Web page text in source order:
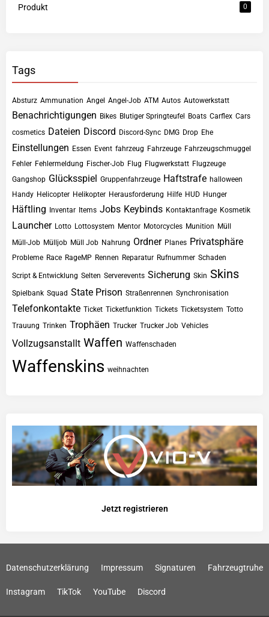
Produkt 0
Tags
Absturz Ammunation Angel Angel-Job ATM Autos Autowerkstatt
Benachrichtigungen Bikes Blutiger Springteufel Boats Carflex Cars
cosmetics Dateien Discord Discord-Sync DMG Drop Ehe
Einstellungen Essen Event fahrzeug Fahrzeuge Fahrzeugschmuggel
Fehler Fehlermeldung Fischer-Job Flug Flugwerkstatt Flugzeuge
Gangshop Glücksspiel Gruppenfahrzeuge Haftstrafe halloween
Handy Helicopter Helikopter Herausforderung Hilfe HUD Hunger
Häftling Inventar Items Jobs Keybinds Kontaktanfrage Kosmetik
Launcher Lotto Lottosystem Mentor Motorcycles Munition Müll
Müll-Job Mülljob Müll Job Nahrung Ordner Planes Privatsphäre
Probleme Race RageMP Rennen Reparatur Rufnummer Schaden
Script & Entwicklung Selten Serverevents Sicherung Skin Skins
Spielbank Squad State Prison Straßenrennen Synchronisation
Telefonkontakte Ticket Ticketfunktion Tickets Ticketsystem Totto
Trauung Trinken Trophäen Trucker Trucker Job Vehicles
Vollzugsanstallt Waffen Waffenschaden
Waffenskins weihnachten
Jetzt registrieren
Datenschutzerklärung Impressum Signaturen Fahrzeugtruhe
Instagram TikTok YouTube Discord